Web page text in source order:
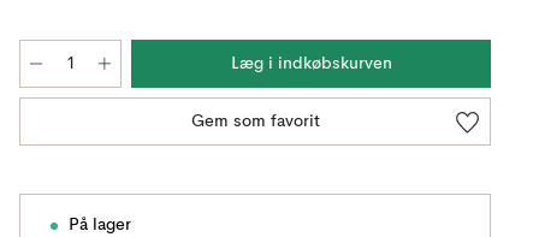
Læg i indkøbskurven
Gem som favorit
På lager